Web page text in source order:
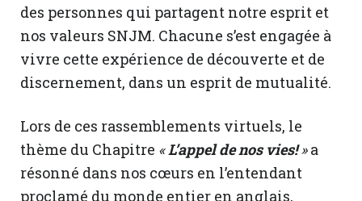
des personnes qui partagent notre esprit et
nos valeurs SNJM. Chacune s’est engagée à
vivre cette expérience de découverte et de
discernement, dans un esprit de mutualité.
Lors de ces rassemblements virtuels, le
thème du Chapitre «L’appel de nos vies!»a
résonné dans nos cœurs en l’entendant
proclamé du monde entier en anglais,